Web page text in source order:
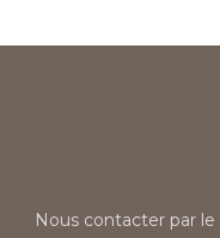
Nous contacter par le